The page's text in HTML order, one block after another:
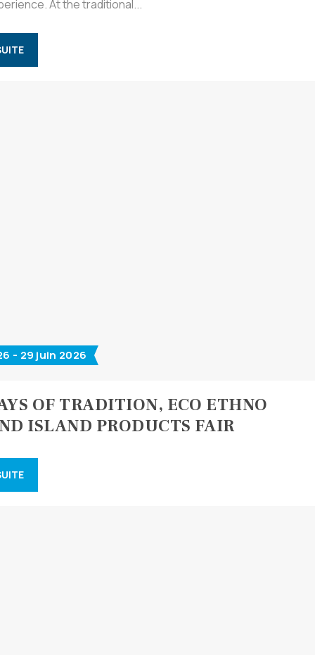
At the traditional...
- 29 juin 2026
OF TRADITION, ECO ETHNO
ISLAND PRODUCTS FAIR